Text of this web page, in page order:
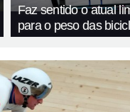
Faz sentido o atual
para o peso das